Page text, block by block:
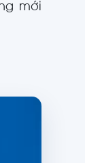
mới